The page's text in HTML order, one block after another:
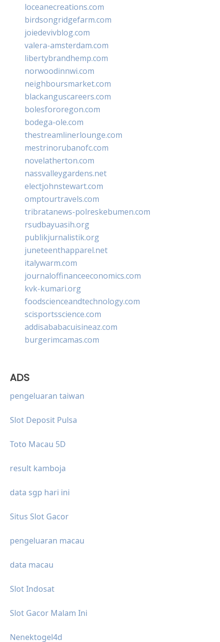
loceanecreations.com
birdsongridgefarm.com
joiedevivblog.com
valera-amsterdam.com
libertybrandhemp.com
norwoodinnwi.com
neighboursmarket.com
blackanguscareers.com
bolesfororegon.com
bodega-ole.com
thestreamlinerlounge.com
mestrinorubanofc.com
novelatherton.com
nassvalleygardens.net
electjohnstewart.com
omptourtravels.com
tribratanews-polreskebumen.com
rsudbayuasih.org
publikjurnalistik.org
juneteenthapparel.net
italywarm.com
journaloffinanceeconomics.com
kvk-kumari.org
foodscienceandtechnology.com
scisportsscience.com
addisababacuisineaz.com
burgerimcamas.com
ADS
pengeluaran taiwan
Slot Deposit Pulsa
Toto Macau 5D
result kamboja
data sgp hari ini
Situs Slot Gacor
pengeluaran macau
data macau
Slot Indosat
Slot Gacor Malam Ini
Nenektogel4d